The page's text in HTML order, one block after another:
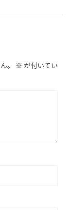
。 ※ が付いてい